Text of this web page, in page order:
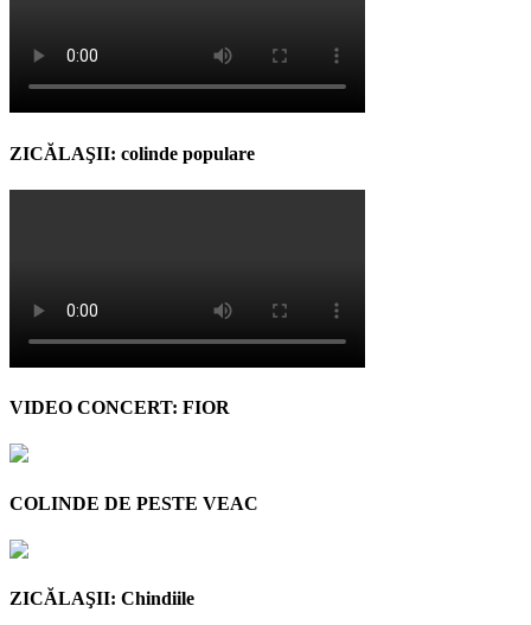
ZICĂLAŞII: colinde populare
VIDEO CONCERT: FIOR
COLINDE DE PESTE VEAC
ZICĂLAŞII: Chindiile